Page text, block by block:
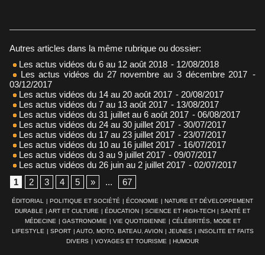
Autres articles dans la même rubrique ou dossier:
Les actus vidéos du 6 au 12 août 2018 - 12/08/2018
Les actus vidéos du 27 novembre au 3 décembre 2017 -
03/12/2017
Les actus vidéos du 14 au 20 août 2017 - 20/08/2017
Les actus vidéos du 7 au 13 août 2017 - 13/08/2017
Les actus vidéos du 31 juillet au 6 août 2017 - 06/08/2017
Les actus vidéos du 24 au 30 juillet 2017 - 30/07/2017
Les actus vidéos du 17 au 23 juillet 2017 - 23/07/2017
Les actus vidéos du 10 au 16 juillet 2017 - 16/07/2017
Les actus vidéos du 3 au 9 juillet 2017 - 09/07/2017
Les actus vidéos du 26 juin au 2 juillet 2017 - 02/07/2017
1
2 3 4 5 » ... 67
ÉDITORIAL | POLITIQUE ET SOCIÉTÉ | ÉCONOMIE | NATURE ET DÉVELOPPEMENT
DURABLE | ART ET CULTURE | ÉDUCATION | SCIENCE ET HIGH-TECH | SANTÉ ET
MÉDECINE | GASTRONOMIE | VIE QUOTIDIENNE | CÉLÉBRITÉS, MODE ET
LIFESTYLE | SPORT | AUTO, MOTO, BATEAU, AVION | JEUNES | INSOLITE ET FAITS
DIVERS | VOYAGES ET TOURISME | HUMOUR